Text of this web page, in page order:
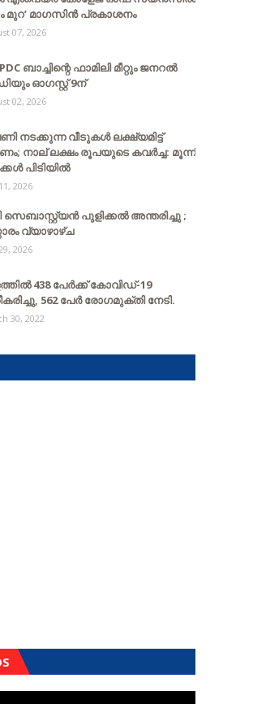
മുറ’ മാഗസിൻ പ്രകാശനം
07, 2026
ബാച്ചിന്റെ ഫാമിലി മീറ്റും ജനറൽ
ഓഗസ്റ്റ് 9ന്
02, 2026
നടക്കുന്ന വീടുകൾ ലക്ഷ്യമിട്ട്
നാല് ലക്ഷം രൂപയുടെ കവർച്ച: മൂന്ന്
പിടിയിൽ
2026
സെബാസ്റ്റ്യന്‍ പുളിക്കല്‍ അന്തരിച്ചു ;
വ്യാഴാഴ്ച
2026
438 പേര്‍ക്ക് കോവിഡ്-19
562 പേര്‍ രോഗമുക്തി നേടി.
30, 2022